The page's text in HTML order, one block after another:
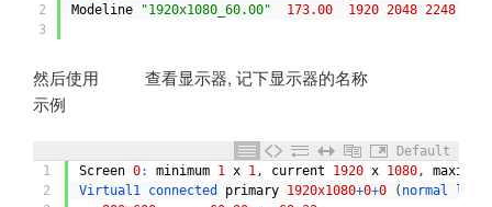
2
3
Modeline
"1920x1080_60.00" 173.00 1920 2048 2248
然后使用
查看显示器, 记下显示器的名称
示例
Default
1
2
Screen 0: minimum 1 x 1, current 1920 x 1080,
maximum
Virtual1 connected primary 1920x1080+0+0 ( normal